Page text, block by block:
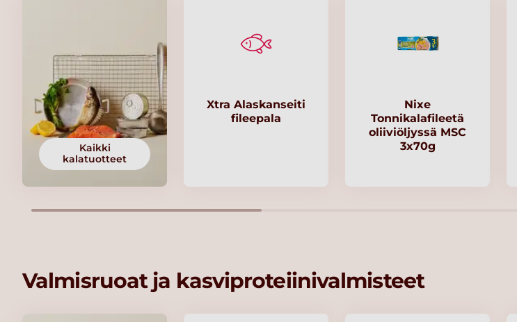
Kaikki
kalatuotteet
Xtra Alaskanseiti
fileepala
Nixe
Tonnikalafileetä
oliiviöljyssä MSC
3x70g
Valmisruoat ja kasviproteiinivalmisteet